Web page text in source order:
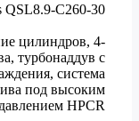
QSL8.9-C260-30
цилиндров, 4-
турбонаддув с
система
под высоким
давлением HPCR